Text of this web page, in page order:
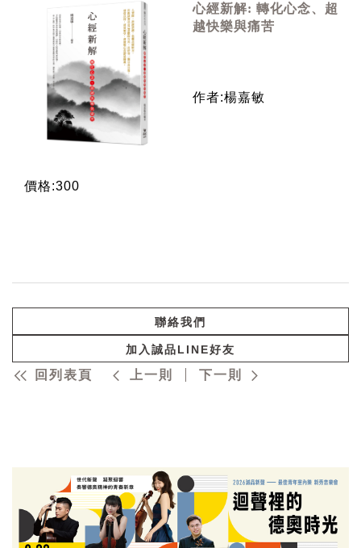
心經新解: 轉化心念、超
越快樂與痛苦
作者:楊嘉敏
價格:300
聯絡我們
加入誠品LINE好友
回列表頁 上一則 下一則